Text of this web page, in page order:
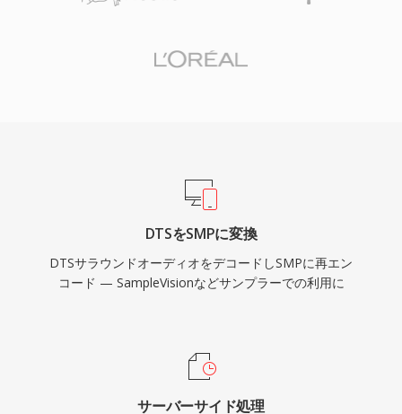
DTSをSMPに変換
DTSサラウンドオーディオをデコードしSMPに再エン
コード — SampleVisionなどサンプラーでの利用に
サーバーサイド処理